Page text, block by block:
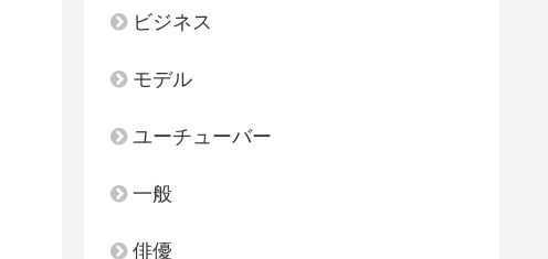
ビジネス
モデル
ユーチューバー
一般
俳優